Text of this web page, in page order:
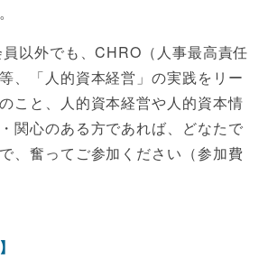
以外でも、CHRO（人事最高責任
、「人的資本経営」の実践をリー
こと、人的資本経営や人的資本情
関心のある方であれば、どなたで
、奮ってご参加ください（参加費